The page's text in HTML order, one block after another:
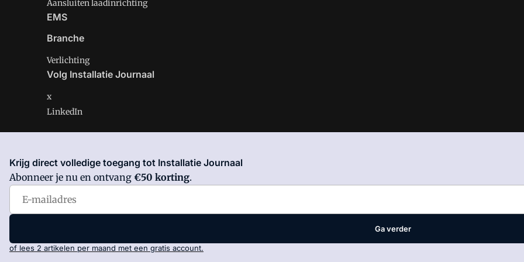
Aansluiten laadinrichting
EMS
Branche
Verlichting
Volg Installatie Journaal
x
LinkedIn
Installatie Journaal is onderdeel van VMN media. Lees in
VoorwaardenenPrivacy en Cookie beleid
Krijg direct volledige toegang tot Installatie Journaal
Abonneer je nu en ontvang €50 korting.
Ga verder
of lees 2 artikelen per maand met een gratis account.